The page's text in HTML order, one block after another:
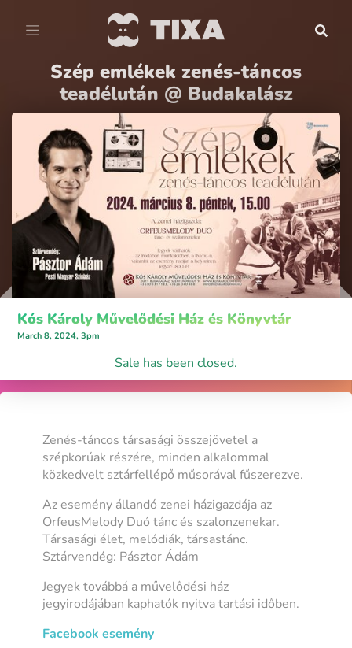
Szép emlékek zenés-táncos
teadélután @ Budakalász
Kós Károly Művelődési Ház és Könyvtár
March 8, 2024, 3pm
Sale has been closed.
Zenés-táncos társasági összejövetel a
szépkorúak részére, minden alkalommal
közkedvelt sztárfellépő műsorával fűszerezve.
Az esemény állandó zenei házigazdája az
OrfeusMelody Duó tánc és szalonzenekar.
Társasági élet, melódiák, társastánc.
Sztárvendég: Pásztor Ádám
Jegyek továbbá a művelődési ház
jegyirodájában kaphatók nyitva tartási időben.
Facebook esemény